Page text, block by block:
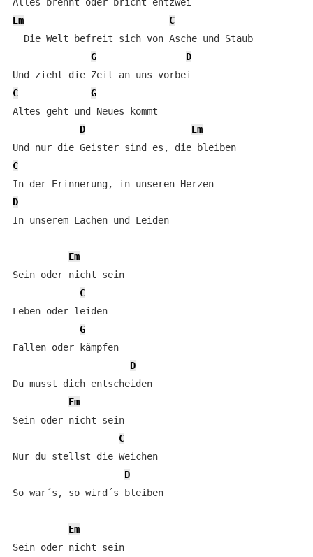
Em
C
  Die Welt befreit sich von Asche und Staub
G
D
C
G
Altes geht und Neues kommt
D
Em
Und nur die Geister sind es, die bleiben
C
D
In unserem Lachen und Leiden
Em
Sein oder nicht sein
C
Leben oder leiden
G
Fallen oder kämpfen
D
Du musst dich entscheiden
Em
Sein oder nicht sein
C
Nur du stellst die Weichen
D
So war´s, so wird´s bleiben
Em
Sein oder nicht sein